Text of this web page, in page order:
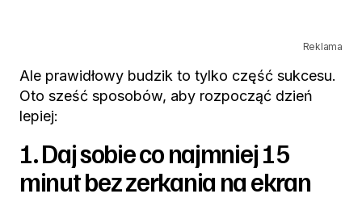
Reklama
Ale prawidłowy budzik to tylko część sukcesu.
Oto sześć sposobów, aby rozpocząć dzień
lepiej:
1. Daj sobie co najmniej 15
minut bez zerkania na ekran